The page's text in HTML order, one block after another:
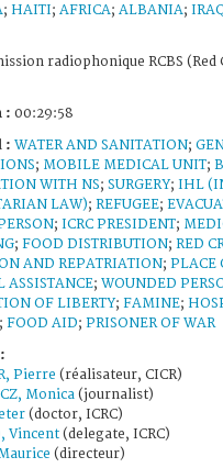
; HAITI; AFRICA; ALBANIA;
radiophonique RCBS
: 00:29:58
: WATER AND SANITATION;
; MOBILE MEDICAL UNIT;
WITH NS; SURGERY; IHL
LAW); REFUGEE;
; ICRC PRESIDENT;
; FOOD DISTRIBUTION; RED
AND REPATRIATION; PLACE
ASSISTANCE; WOUNDED
OF LIBERTY; FAMINE;
; FOOD AID; PRISONER OF WAR
Pierre (réalisateur, CICR)
Monica (journalist)
(doctor, ICRC)
Vincent (delegate, ICRC)
(directeur)